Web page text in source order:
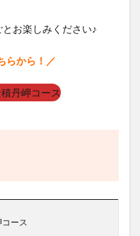
お楽しみください♪
らから！／
丹岬コース
ース